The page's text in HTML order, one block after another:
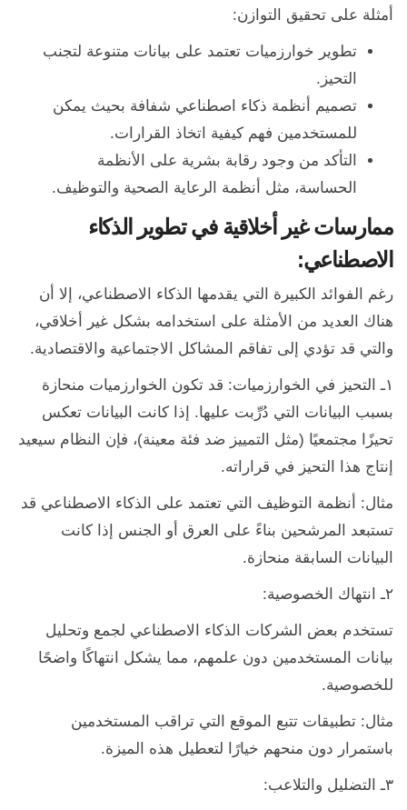
أمثلة على تحقيق التوازن:
تطوير خوارزميات تعتمد على بيانات متنوعة لتجنب
التحيز.
تصميم أنظمة ذكاء اصطناعي شفافة بحيث يمكن
للمستخدمين فهم كيفية اتخاذ القرارات.
التأكد من وجود رقابة بشرية على الأنظمة
الحساسة، مثل أنظمة الرعاية الصحية والتوظيف.
ممارسات غير أخلاقية في تطوير الذكاء
الاصطناعي:
رغم الفوائد الكبيرة التي يقدمها الذكاء الاصطناعي، إلا أن
هناك العديد من الأمثلة على استخدامه بشكل غير أخلاقي،
والتي قد تؤدي إلى تفاقم المشاكل الاجتماعية والاقتصادية.
١ـ التحيز في الخوارزميات: قد تكون الخوارزميات منحازة
بسبب البيانات التي دُرِّبت عليها. إذا كانت البيانات تعكس
تحيزًا مجتمعيًا (مثل التمييز ضد فئة معينة)، فإن النظام سيعيد
إنتاج هذا التحيز في قراراته.
مثال: أنظمة التوظيف التي تعتمد على الذكاء الاصطناعي قد
تستبعد المرشحين بناءً على العرق أو الجنس إذا كانت
البيانات السابقة منحازة.
٢ـ انتهاك الخصوصية:
تستخدم بعض الشركات الذكاء الاصطناعي لجمع وتحليل
بيانات المستخدمين دون علمهم، مما يشكل انتهاكًا واضحًا
للخصوصية.
مثال: تطبيقات تتبع الموقع التي تراقب المستخدمين
باستمرار دون منحهم خيارًا لتعطيل هذه الميزة.
٣ـ التضليل والتلاعب: